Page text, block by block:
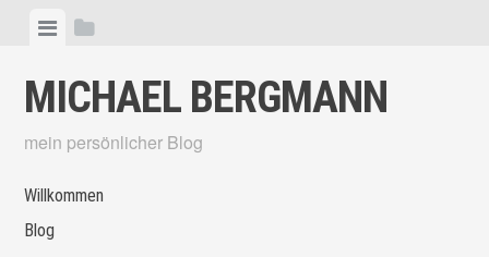
Skip
content
ViewView
MICHAEL BERGMANN
mein persönlicher Blog
Willkommen
Blog